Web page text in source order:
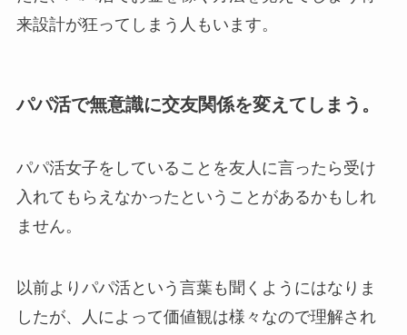
来設計が狂ってしまう人もいます。
パパ活で無意識に交友関係を変えてしまう。
パパ活女子をしていることを友人に言ったら受け
入れてもらえなかったということがあるかもしれ
ません。
以前よりパパ活という言葉も聞くようにはなりま
したが、人によって価値観は様々なので理解され